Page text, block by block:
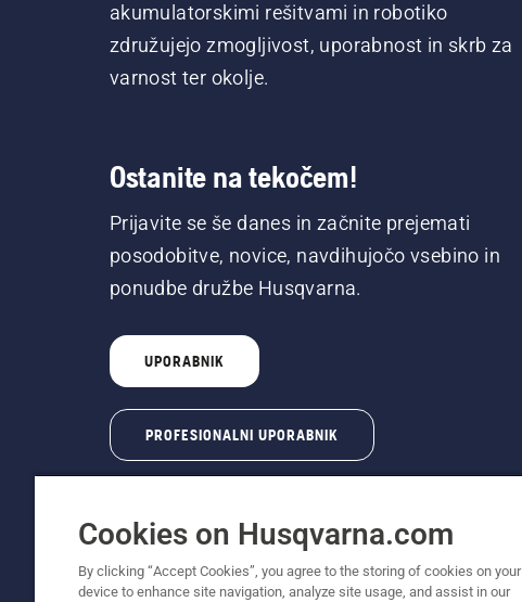
akumulatorskimi rešitvami in robotiko
združujejo zmogljivost, uporabnost in skrb za
varnost ter okolje.
Ostanite na tekočem!
Prijavite se še danes in začnite prejemati
posodobitve, novice, navdihujočo vsebino in
ponudbe družbe Husqvarna.
UPORABNIK
PROFESIONALNI UPORABNIK
Cookies on Husqvarna.com
By clicking “Accept Cookies”, you agree to the storing of cookies on your
device to enhance site navigation, analyze site usage, and assist in our